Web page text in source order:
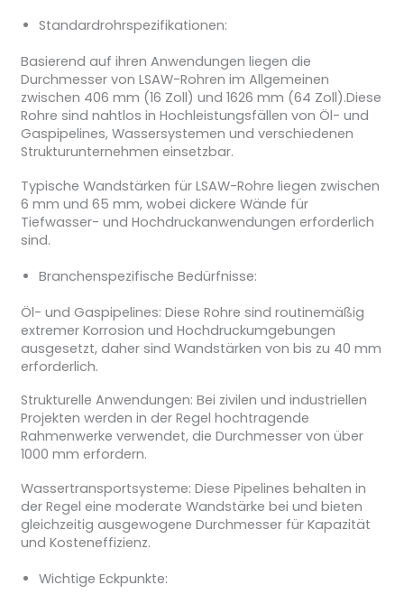
Standardrohrspezifikationen:
Basierend auf ihren Anwendungen liegen die
Durchmesser von LSAW-Rohren im Allgemeinen
zwischen 406 mm (16 Zoll) und 1626 mm (64 Zoll).Diese
Rohre sind nahtlos in Hochleistungsfällen von Öl- und
Gaspipelines, Wassersystemen und verschiedenen
Strukturunternehmen einsetzbar.
Typische Wandstärken für LSAW-Rohre liegen zwischen
6 mm und 65 mm, wobei dickere Wände für
Tiefwasser- und Hochdruckanwendungen erforderlich
sind.
Branchenspezifische Bedürfnisse:
Öl- und Gaspipelines: Diese Rohre sind routinemäßig
extremer Korrosion und Hochdruckumgebungen
ausgesetzt, daher sind Wandstärken von bis zu 40 mm
erforderlich.
Strukturelle Anwendungen: Bei zivilen und industriellen
Projekten werden in der Regel hochtragende
Rahmenwerke verwendet, die Durchmesser von über
1000 mm erfordern.
Wassertransportsysteme: Diese Pipelines behalten in
der Regel eine moderate Wandstärke bei und bieten
gleichzeitig ausgewogene Durchmesser für Kapazität
und Kosteneffizienz.
Wichtige Eckpunkte: